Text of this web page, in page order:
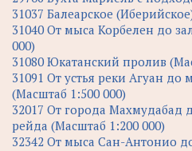
31037 Балеарское
31040 От мыса Корбелен до
000)
31080 Юкатанский пролив
31091 От устья реки Агуан до
(Масштаб 1:500 000)
32017 От города Махмудабад
рейда (Масштаб 1:200 000)
32342 От мыса Сан-Антонио